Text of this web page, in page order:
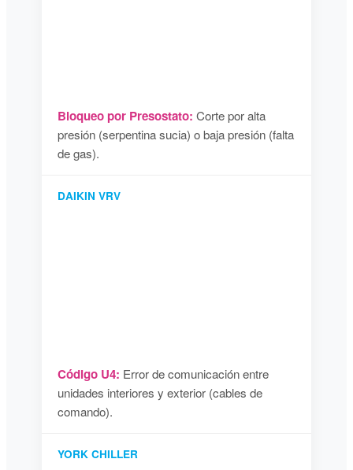
Bloqueo por Presostato: Corte por alta
presión (serpentina sucia) o baja presión (falta
de gas).
DAIKIN VRV
Código U4: Error de comunicación entre
unidades interiores y exterior (cables de
comando).
YORK CHILLER